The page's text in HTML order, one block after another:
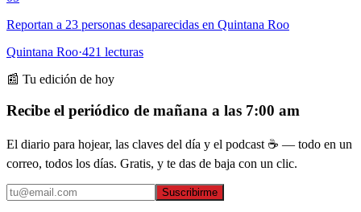
Reportan a 23 personas desaparecidas en Quintana Roo
Quintana Roo·421 lecturas
📰 Tu edición de hoy
Recibe el periódico de mañana a las 7:00 am
El diario para hojear, las claves del día y el podcast ☕ — todo en un
correo, todos los días. Gratis, y te das de baja con un clic.
Suscribirme